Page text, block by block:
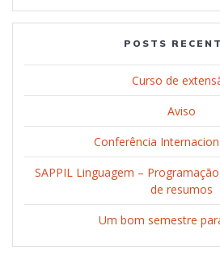
POSTS
Curso de
Aviso
Conferência
SAPPIL Linguagem –
de resumos
Um bom semestre